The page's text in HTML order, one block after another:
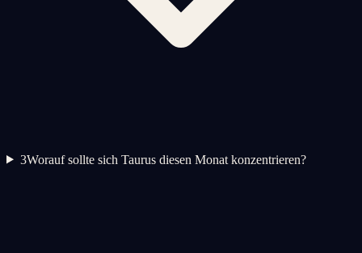
3Worauf sollte sich Taurus diesen Monat konzentrieren?